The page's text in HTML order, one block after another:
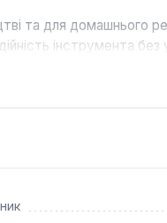
та для домашнього
інструмента